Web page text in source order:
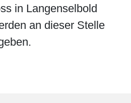
in Langenselbold
an dieser Stelle